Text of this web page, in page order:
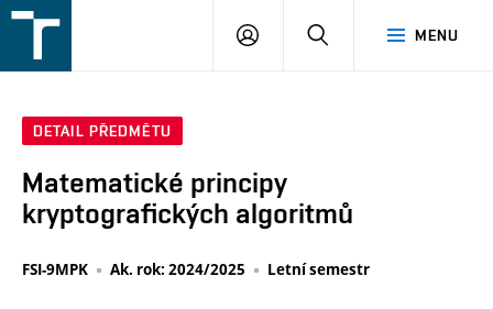
v
MENU
PŘIHLÁŠENÍ
DETAIL PŘEDMĚTU
Matematické principy
kryptografických algoritmů
FSI-9MPK Ak. rok: 2024/2025 Letní semestr